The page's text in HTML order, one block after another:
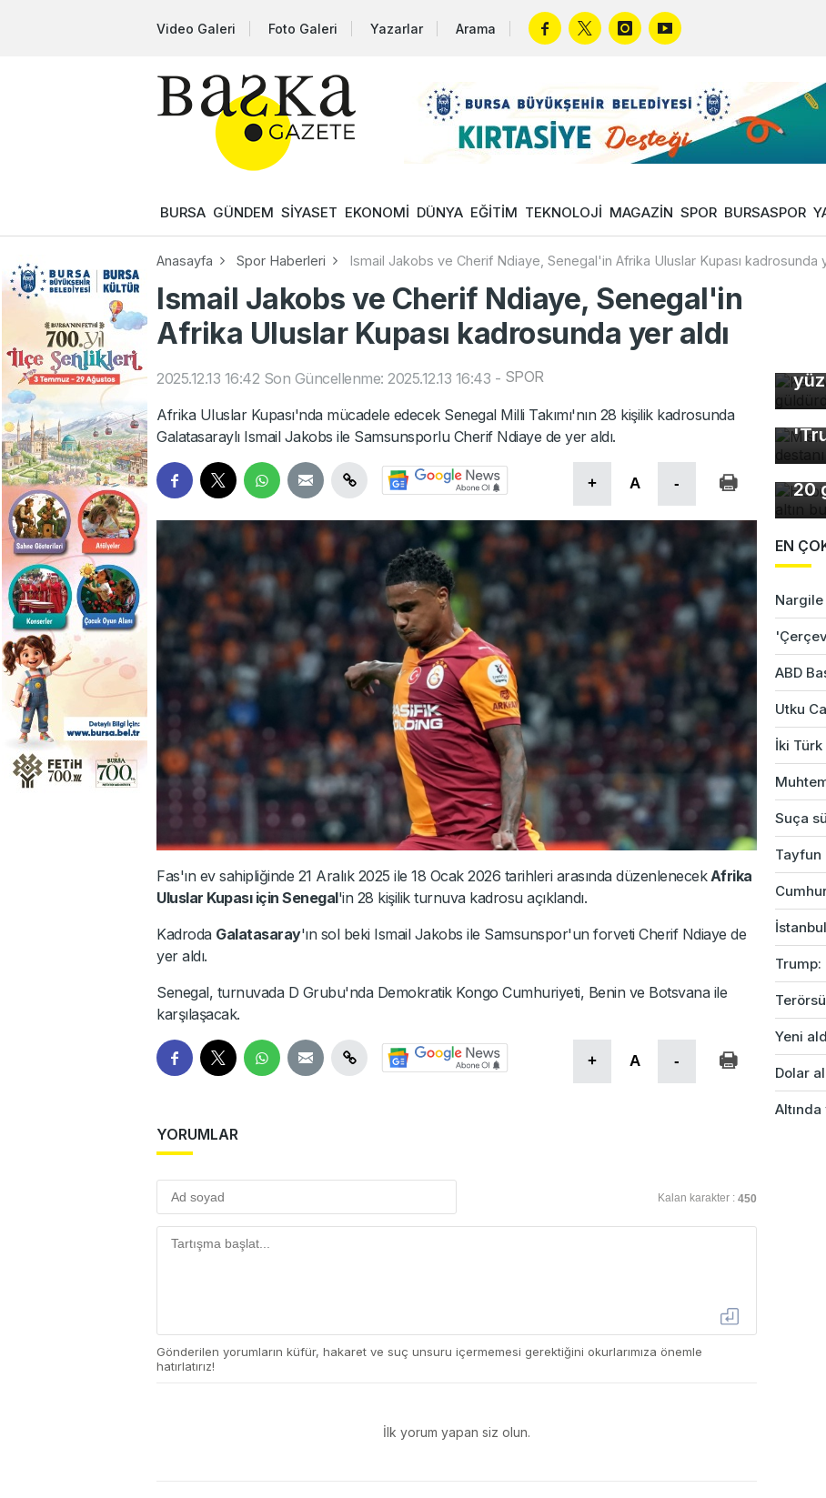
Video Galeri Foto Galeri Yazarlar Arama
BURSA GÜNDEM SİYASET EKONOMİ DÜNYA EĞİTİM TEKNOLOJİ MAGAZİN SPOR BURSASPOR
Anasayfa Spor Haberleri Ismail Jakobs ve Cherif Ndiaye, Senegal'in Afrika Uluslar Kupası kadrosunda
Ismail Jakobs ve Cherif Ndiaye, Senegal'in
Afrika Uluslar Kupası kadrosunda yer aldı
2025.12.13 16:42 Son Güncellenme: 2025.12.13 16:43 - SPOR
Afrika Uluslar Kupası'nda mücadele edecek Senegal Milli Takımı'nın 28 kişilik kadrosunda
Galatasaraylı Ismail Jakobs ile Samsunsporlu Cherif Ndiaye de yer aldı.
+ A -
Fas'ın ev sahipliğinde 21 Aralık 2025 ile 18 Ocak 2026 tarihleri arasında düzenlenecekAfrika
Uluslar Kupası için Senegal'in 28 kişilik turnuva kadrosu açıklandı.
Kadroda Galatasaray'ın sol beki Ismail Jakobs ile Samsunspor'un forveti Cherif Ndiaye de
yer aldı.
Senegal, turnuvada D Grubu'nda Demokratik Kongo Cumhuriyeti, Benin ve Botsvana ile
karşılaşacak.
+ A -
YORUMLAR
Kalan karakter : 450
Gönderilen yorumların küfür, hakaret ve suç unsuru içermemesi gerektiğini okurlarımıza önemle
hatırlatırız!
İlk yorum yapan siz olun.
20
EN
Nargile
ABD
Utku
İki
Suça
Tayfun
Trump:
Yeni
Dolar